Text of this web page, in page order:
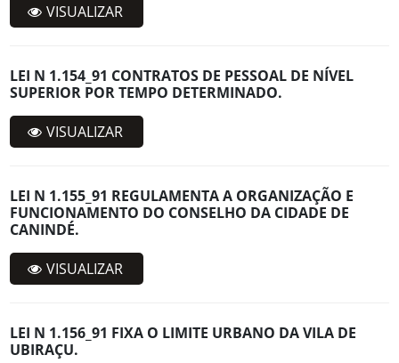
VISUALIZAR
LEI N 1.154_91 CONTRATOS DE PESSOAL DE NÍVEL
SUPERIOR POR TEMPO DETERMINADO.
VISUALIZAR
LEI N 1.155_91 REGULAMENTA A ORGANIZAÇÃO E
FUNCIONAMENTO DO CONSELHO DA CIDADE DE
CANINDÉ.
VISUALIZAR
LEI N 1.156_91 FIXA O LIMITE URBANO DA VILA DE
UBIRAÇU.